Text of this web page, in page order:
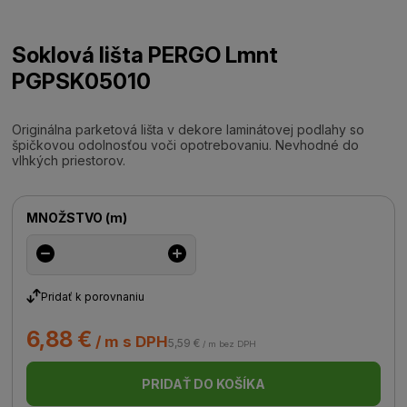
Soklová lišta PERGO Lmnt
PGPSK05010
Originálna parketová lišta v dekore laminátovej podlahy so
špičkovou odolnosťou voči opotrebovaniu. Nevhodné do
vlhkých priestorov.
MNOŽSTVO (m)
Pridať k porovnaniu
6,88 € / m s DPH5,59 € / m bez DPH
PRIDAŤ DO KOŠÍKA